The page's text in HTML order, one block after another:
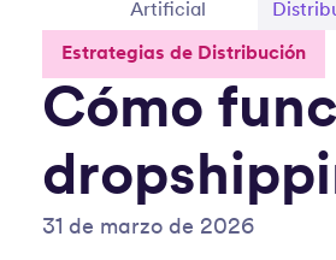
Artificial
Estrategias de Distribución
Cómo
31 de marzo de 2026